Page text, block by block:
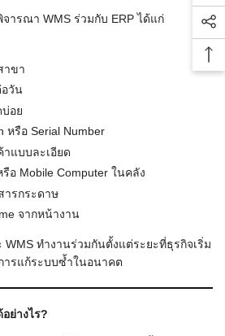
รณา WMS ร่วมกับ ERP ได้แก่
าขา
อวัน
อย
หรือ Serial Number
แบบละเอียด
อ Mobile Computer ในคลัง
ารกระดาษ
จากหน้างาน
WMS ทำงานร่วมกันตั้งแต่ระยะที่ธุรกิจเริ่ม
รแก้ระบบซ้ำในอนาคต
ย่างไร?